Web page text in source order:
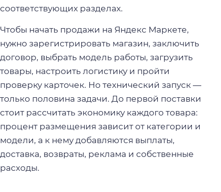
соответствующих разделах.
Чтобы начать продажи на Яндекс Маркете,
нужно зарегистрировать магазин, заключить
договор, выбрать модель работы, загрузить
товары, настроить логистику и пройти
проверку карточек. Но технический запуск —
только половина задачи. До первой поставки
стоит рассчитать экономику каждого товара:
процент размещения зависит от категории и
модели, а к нему добавляются выплаты,
доставка, возвраты, реклама и собственные
расходы.